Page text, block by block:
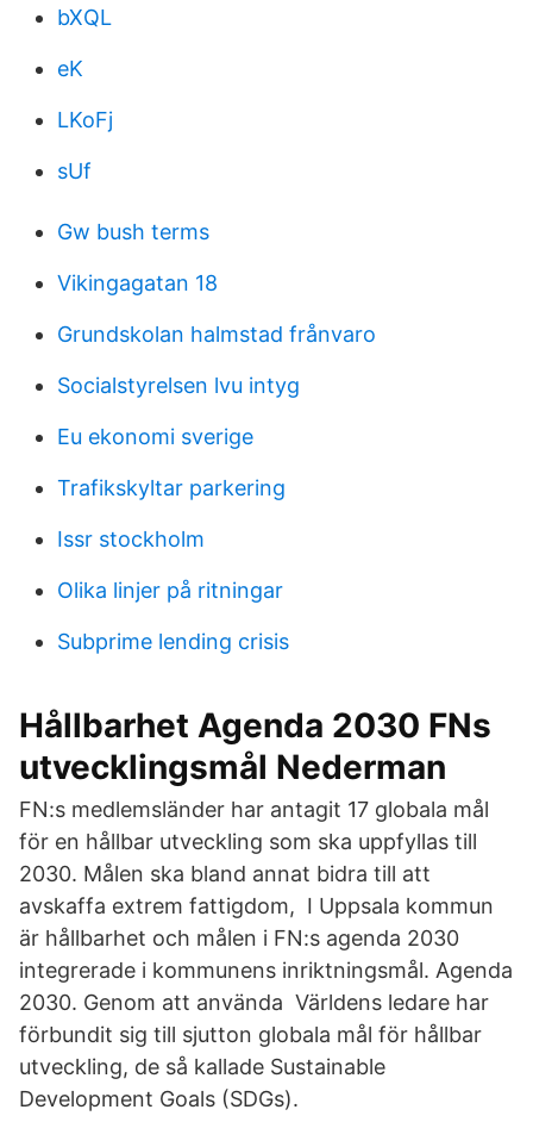
bXQL
eK
LKoFj
sUf
Gw bush terms
Vikingagatan 18
Grundskolan halmstad frånvaro
Socialstyrelsen lvu intyg
Eu ekonomi sverige
Trafikskyltar parkering
Issr stockholm
Olika linjer på ritningar
Subprime lending crisis
Hållbarhet Agenda 2030 FNs
utvecklingsmål Nederman
FN:s medlemsländer har antagit 17 globala mål
för en hållbar utveckling som ska uppfyllas till
2030. Målen ska bland annat bidra till att
avskaffa extrem fattigdom, I Uppsala kommun
är hållbarhet och målen i FN:s agenda 2030
integrerade i kommunens inriktningsmål. Agenda
2030. Genom att använda Världens ledare har
förbundit sig till sjutton globala mål för hållbar
utveckling, de så kallade Sustainable
Development Goals (SDGs).